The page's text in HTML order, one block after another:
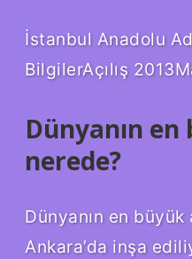
İstanbul Anadolu
BilgilerAçılış
Dünyanın
nerede?
Dünyanın en büyük
Ankara’da inşa